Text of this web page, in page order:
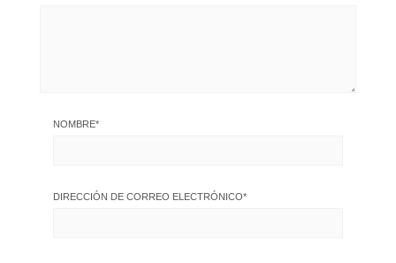
NOMBRE*
DIRECCIÓN DE CORREO ELECTRÓNICO*